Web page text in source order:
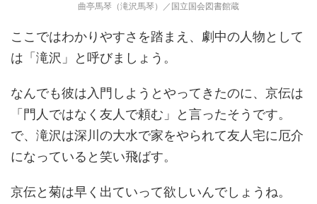
曲亭馬琴（滝沢馬琴）／国立国会図書館蔵
ここではわかりやすさを踏まえ、劇中の人物として
は「滝沢」と呼びましょう。
なんでも彼は入門しようとやってきたのに、京伝は
「門人ではなく友人で頼む」と言ったそうです。
で、滝沢は深川の大水で家をやられて友人宅に厄介
になっていると笑い飛ばす。
京伝と菊は早く出ていって欲しいんでしょうね。